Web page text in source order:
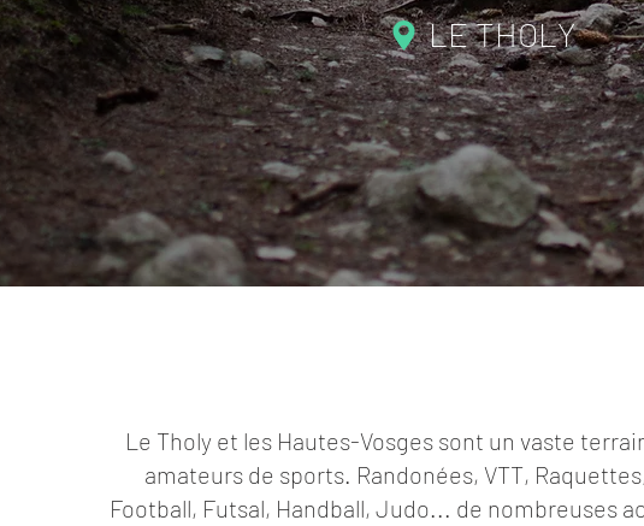
LE THOLY
Le Tholy et les Hautes-Vosges sont un vaste
amateurs de sports. Randonées, VTT,
Football, Futsal, Handball, Judo... de nombreuses